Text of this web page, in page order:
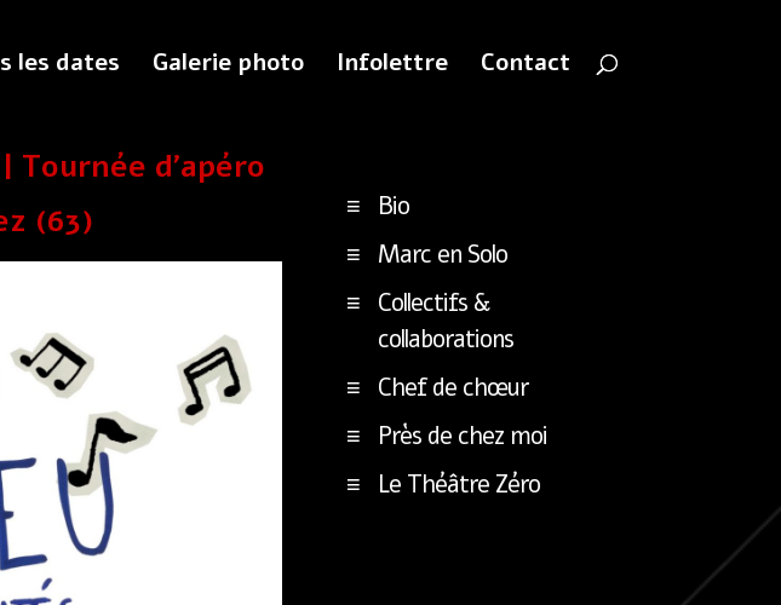
les dates Galerie photo Infolettre Contact
Tournée d’apéro
(63)
Bio
Marc en Solo
Collectifs &
collaborations
Chef de chœur
Près de chez moi
Le Théâtre Zéro